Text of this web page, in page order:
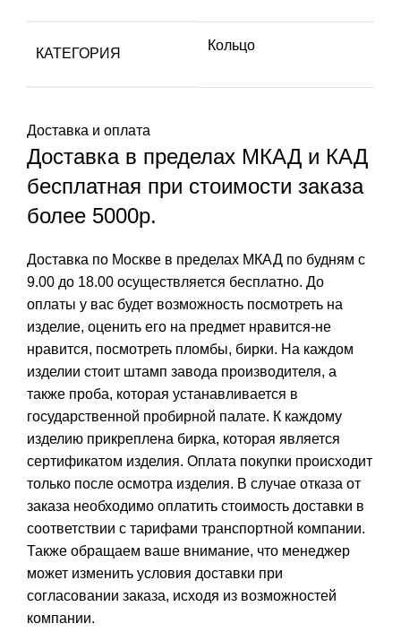
КАТЕГОРИЯ
Кольцо
Доставка и оплата
Доставка в пределах МКАД и КАД
бесплатная при стоимости заказа
более 5000р.
Доставка по Москве в пределах МКАД по будням с
9.00 до 18.00 осуществляется бесплатно. До
оплаты у вас будет возможность посмотреть на
изделие, оценить его на предмет нравится-не
нравится, посмотреть пломбы, бирки. На каждом
изделии стоит штамп завода производителя, а
также проба, которая устанавливается в
государственной пробирной палате. К каждому
изделию прикреплена бирка, которая является
сертификатом изделия. Оплата покупки происходит
только после осмотра изделия. В случае отказа от
заказа необходимо оплатить стоимость доставки в
соответствии с тарифами транспортной компании.
Также обращаем ваше внимание, что менеджер
может изменить условия доставки при
согласовании заказа, исходя из возможностей
компании.